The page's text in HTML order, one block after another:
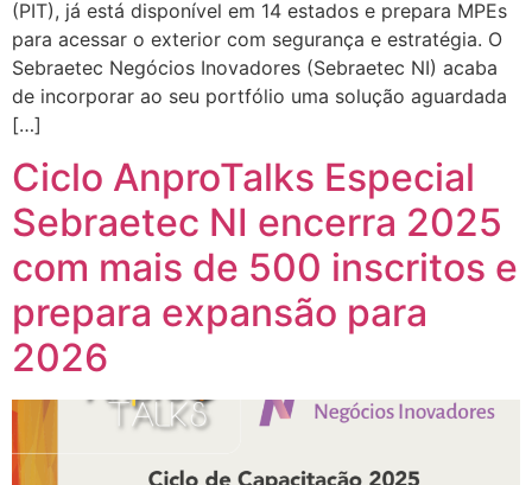
(PIT), já está disponível em 14 estados e prepara MPEs
para acessar o exterior com segurança e estratégia. O
Sebraetec Negócios Inovadores (Sebraetec NI) acaba
de incorporar ao seu portfólio uma solução aguardada
[…]
Ciclo AnproTalks Especial
Sebraetec NI encerra 2025
com mais de 500 inscritos e
prepara expansão para
2026